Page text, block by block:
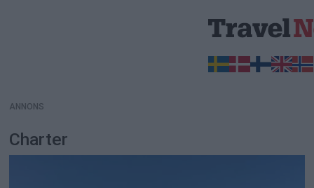
ANNONS
Charter